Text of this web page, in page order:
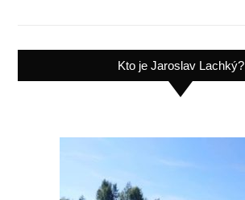
Kto je Jaroslav Lachký?